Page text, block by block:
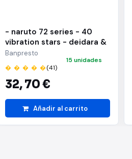
- naruto 72 series - 40
vibration stars - deidara &
sasuke uchiha - (a:deidara)
Banpresto
� � � � �(41)
32,70 €
15 unidades
Añadir al carrito